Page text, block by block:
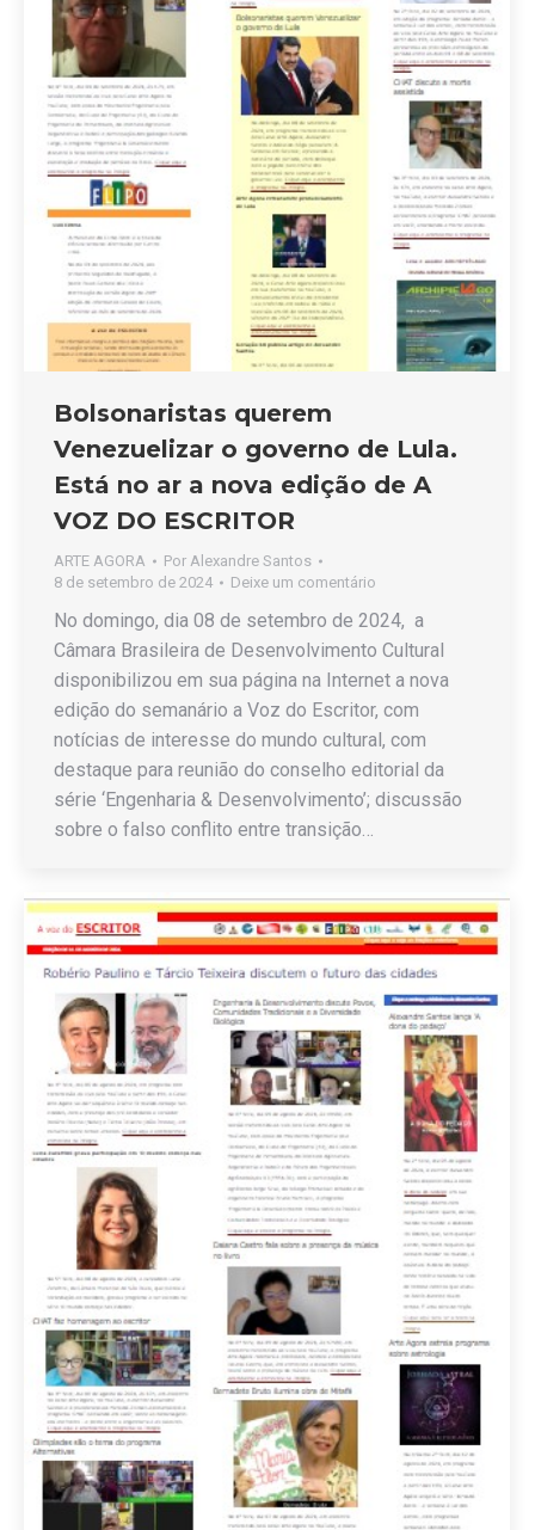
Bolsonaristas querem
Venezuelizar o governo de Lula.
Está no ar a nova edição de A
VOZ DO ESCRITOR
ARTE AGORA Por Alexandre Santos
8 de setembro de 2024
Deixe um comentário
No domingo, dia 08 de setembro de 2024, a
Câmara Brasileira de Desenvolvimento Cultural
disponibilizou em sua página na Internet a nova
edição do semanário a Voz do Escritor, com
notícias de interesse do mundo cultural, com
destaque para reunião do conselho editorial da
série ‘Engenharia & Desenvolvimento’; discussão
sobre o falso conflito entre transição…